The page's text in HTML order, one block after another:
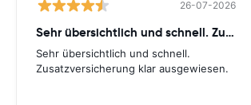
26-07-2026
Sehr übersichtlich und schnell. Zusatzversicherung
Sehr übersichtlich und schnell.
Zusatzversicherung klar ausgewiesen.